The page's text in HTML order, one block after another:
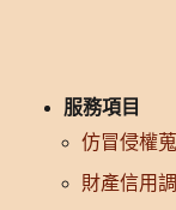
服務項目
仿冒侵權
財產信用